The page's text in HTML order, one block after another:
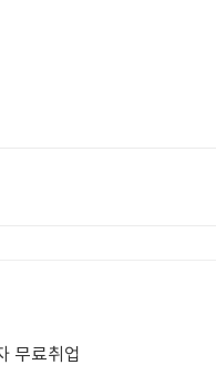
무료취업